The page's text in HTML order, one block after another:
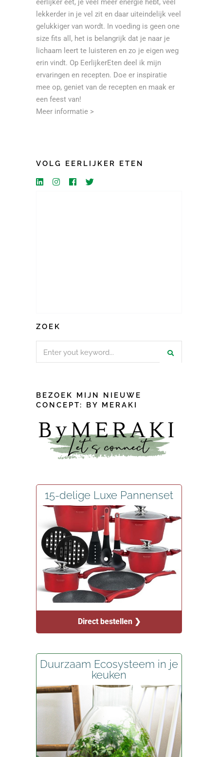
eerlijker eet, je veel meer energie hebt, veel
lekkerder in je vel zit en daar uiteindelijk veel
gelukkiger van wordt. In voeding is geen one
size fits all, het is belangrijk dat je naar je
lichaam leert te luisteren en zo je eigen weg
erin vindt. Op EerlijkerEten deel ik mijn
ervaringen en recepten. Doe er inspiratie
mee op, geniet van de recepten en maak er
een feest van!
Meer informatie >
VOLG EERLIJKER ETEN
ZOEK
BEZOEK MIJN NIEUWE
CONCEPT: BY MERAKI
15-delige Luxe Pannenset
Direct bestellen ❯
Duurzaam Ecosysteem in je
keuken